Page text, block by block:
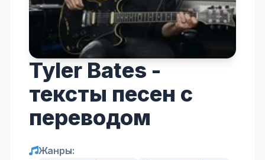
Tyler Bates -
тексты песен с
переводом
Жанры: